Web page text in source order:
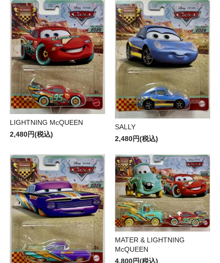
LIGHTNING McQUEEN
2,480円(税込)
SALLY
2,480円(税込)
MATER & LIGHTNING
McQUEEN
4,800円(税込)